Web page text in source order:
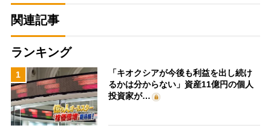
関連記事
ランキング
1
「キオクシアが今後も利益を出し続け
るかは分からない」資産11億円の個人
投資家が…